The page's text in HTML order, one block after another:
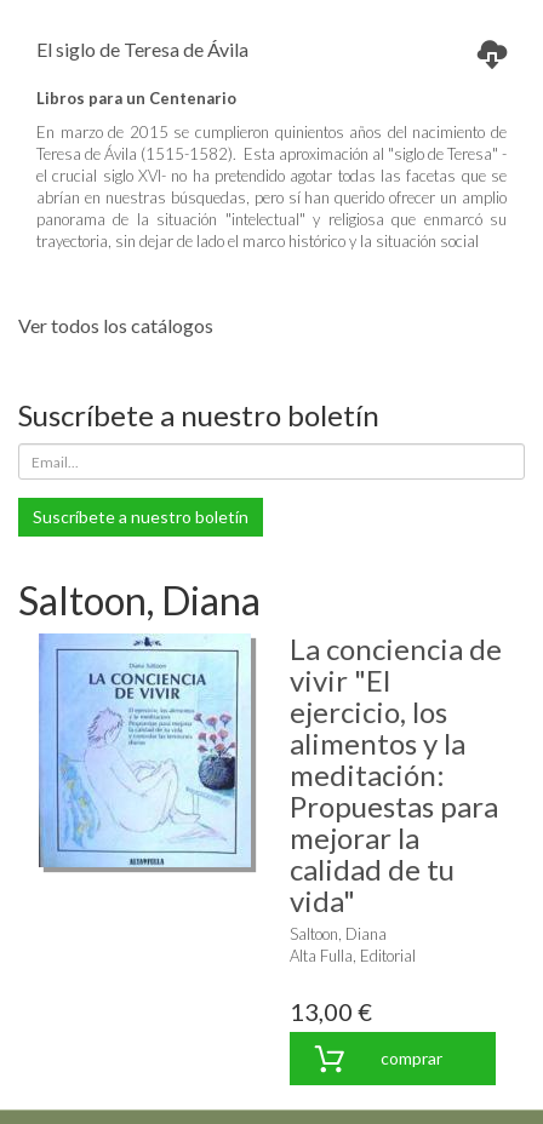
El siglo de Teresa de Ávila
Libros para un Centenario
En marzo de 2015 se cumplieron quinientos años del nacimiento de
Teresa de Ávila (1515-1582). Esta aproximación al "siglo de Teresa" -
el crucial siglo XVI- no ha pretendido agotar todas las facetas que se
abrían en nuestras búsquedas, pero sí han querido ofrecer un amplio
panorama de la situación "intelectual" y religiosa que enmarcó su
trayectoria, sin dejar de lado el marco histórico y la situación social
Ver todos los catálogos
Suscríbete a nuestro boletín
Suscríbete a nuestro boletín
Saltoon, Diana
La conciencia de
vivir "El
ejercicio, los
alimentos y la
meditación:
Propuestas para
mejorar la
calidad de tu
vida"
Saltoon, Diana
Alta Fulla, Editorial
13,00 €
comprar